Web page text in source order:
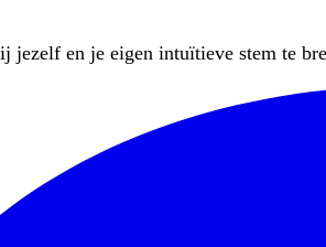
jezelf en je eigen intuïtieve stem te